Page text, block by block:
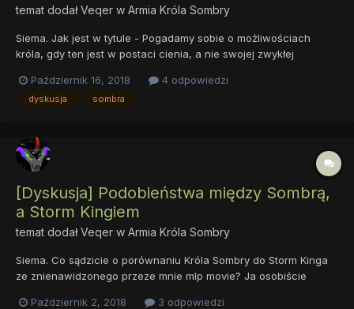
temat dodałVeqer w Armia Króla Sombry
Siema. Jak jest w tytule - Pogadamy sobie o możliwościach
króla, gdy ten jest w postaci cienia, a nie swojej zwykłej
postać na co dzień? Jakie ma dzięki temu możliwości?
Zauważmy, że Król w postaci Cienia był w stanie pokryć...
Październik 16, 2018 4 odpowiedzi
dyskusja sombra
[Dyskusja] Podobieństwa między Sombrą,
a Storm Kingiem
temat dodałVeqer w Armia Króla Sombry
Siema. Co sądzicie o porównaniu Króla Sombry do Storm Kinga
ze znienawidzonego przeze mnie mlp movie? Ja osobiście
Październik 2, 2018 3 odpowiedzi